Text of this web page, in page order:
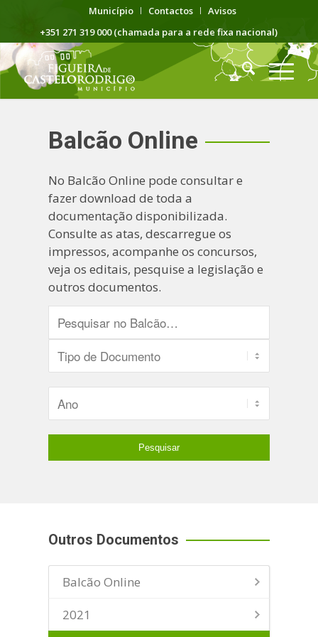
Município Contactos
Avisos
+351 271 319 000 (chamada para a rede fixa nacional)
Balcão Online
No Balcão Online pode consultar e
fazer download de toda a
documentação disponibilizada.
Consulte as atas, descarregue os
impressos, acompanhe os concursos,
veja os editais, pesquise a legislação e
outros documentos.
Outros Documentos
Balcão Online
2021